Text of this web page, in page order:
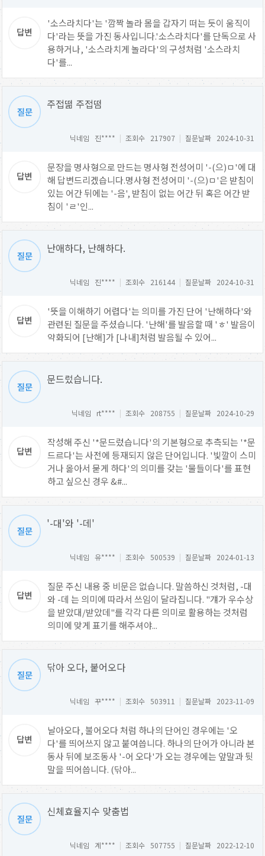
'소스라치다'는 '깜짝 놀라 몸을 갑자기 떠는 듯이 움직이
다'라는 뜻을 가진 동사입니다.'소스라치다'를 단독으로 사
용하거나, '소스라치게 놀라다'의 구성처럼 '소스라치
다'를...
주접떪 주접떰
닉네임 진**** | 조회수 217907 | 질문날짜 2024-10-31
문장을 명사형으로 만드는 명사형 전성어미 '-(으)ㅁ'에 대
해 답변드리겠습니다.명사형 전성어미 '-(으)ㅁ'은 받침이
있는 어간 뒤에는 '-음', 받침이 없는 어간 뒤 혹은 어간 받
침이 'ㄹ'인...
난애하다, 난해하다.
닉네임 진**** | 조회수 216144 | 질문날짜 2024-10-31
'뜻을 이해하기 어렵다'는 의미를 가진 단어 '난해하다'와
관련된 질문을 주셨습니다. '난해'를 발음할 때 'ㅎ' 발음이
약화되어 [난해]가 [나내]처럼 발음될 수 있어...
문드렀습니다.
닉네임 rt**** | 조회수 208755 | 질문날짜 2024-10-29
작성해 주신 '*문드렀습니다'의 기본형으로 추측되는 '*문
드르다'는 사전에 등재되지 않은 단어입니다. '빛깔이 스미
거나 옮아서 묻게 하다'의 의미를 갖는 '물들이다'를 표현
하고 싶으신 경우 &#...
'-대'와 '-데'
닉네임 유**** | 조회수 500539 | 질문날짜 2024-01-13
질문 주신 내용 중 비문은 없습니다. 말씀하신 것처럼, -대
와 -데 는 의미에 따라서 쓰임이 달라집니다. "걔가 우수상
을 받았대/받았데"를 각각 다른 의미로 활용하는 것처럼
의미에 맞게 표기를 해주셔야...
닦아 오다, 붙어오다
닉네임 꾸**** | 조회수 503911 | 질문날짜 2023-11-09
날아오다, 불어오다 처럼 하나의 단어인 경우에는 '오
다'를 띄어쓰지 않고 붙여씁니다. 하나의 단어가 아니라 본
동사 뒤에 보조동사 '-어 오다'가 오는 경우에는 앞말과 뒷
말을 띄어씁니다. (닦아...
신체효율지수 맞춤법
닉네임 계**** | 조회수 507755 | 질문날짜 2022-12-10